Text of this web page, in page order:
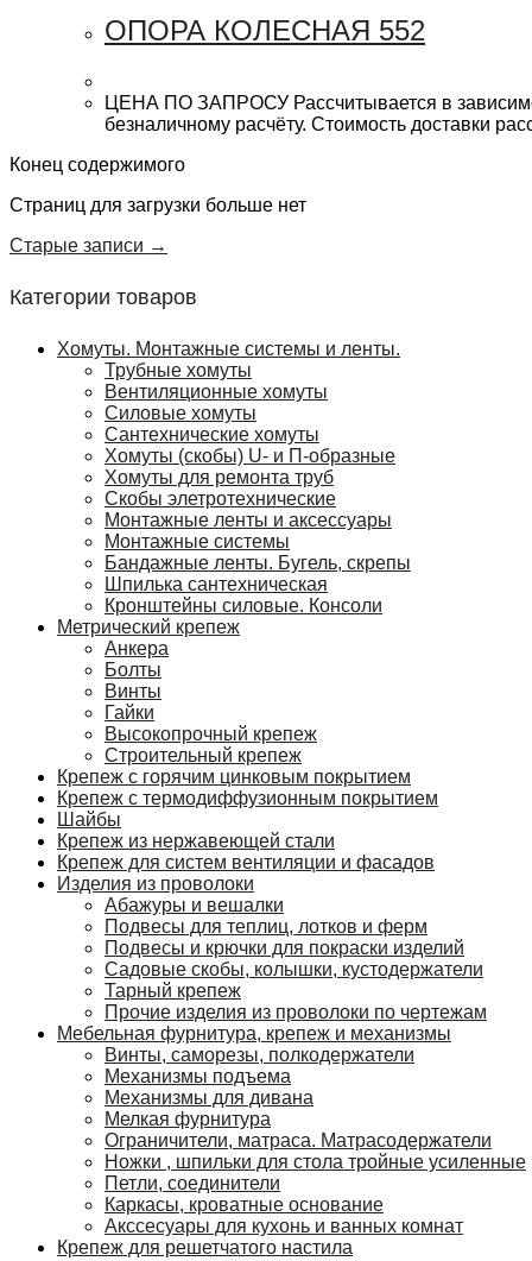
ОПОРА КОЛЕСНАЯ 552
ЦЕНА ПО ЗАПРОСУ Рассчитывается в
безналичному расчёту. Стоимость доставки
Конец содержимого
Страниц для загрузки больше нет
Старые записи →
Категории товаров
Хомуты. Монтажные системы и ленты.
Трубные хомуты
Вентиляционные хомуты
Силовые хомуты
Сантехнические хомуты
Хомуты (скобы) U- и П-образные
Хомуты для ремонта труб
Скобы элетротехнические
Монтажные ленты и аксессуары
Монтажные системы
Бандажные ленты. Бугель, скрепы
Шпилька сантехническая
Кронштейны силовые. Консоли
Метрический крепеж
Анкера
Болты
Винты
Гайки
Высокопрочный крепеж
Строительный крепеж
Крепеж с горячим цинковым покрытием
Крепеж с термодиффузионным покрытием
Шайбы
Крепеж из нержавеющей стали
Крепеж для систем вентиляции и фасадов
Изделия из проволоки
Абажуры и вешалки
Подвесы для теплиц, лотков и ферм
Подвесы и крючки для покраски изделий
Садовые скобы, колышки, кустодержатели
Тарный крепеж
Прочие изделия из проволоки по чертежам
Мебельная фурнитура, крепеж и механизмы
Винты, саморезы, полкодержатели
Механизмы подъема
Механизмы для дивана
Мелкая фурнитура
Ограничители, матраса. Матрасодержатели
Ножки , шпильки для стола тройные усиленные
Петли, соединители
Каркасы, кроватные основание
Акссесуары для кухонь и ванных комнат
Крепеж для решетчатого настила